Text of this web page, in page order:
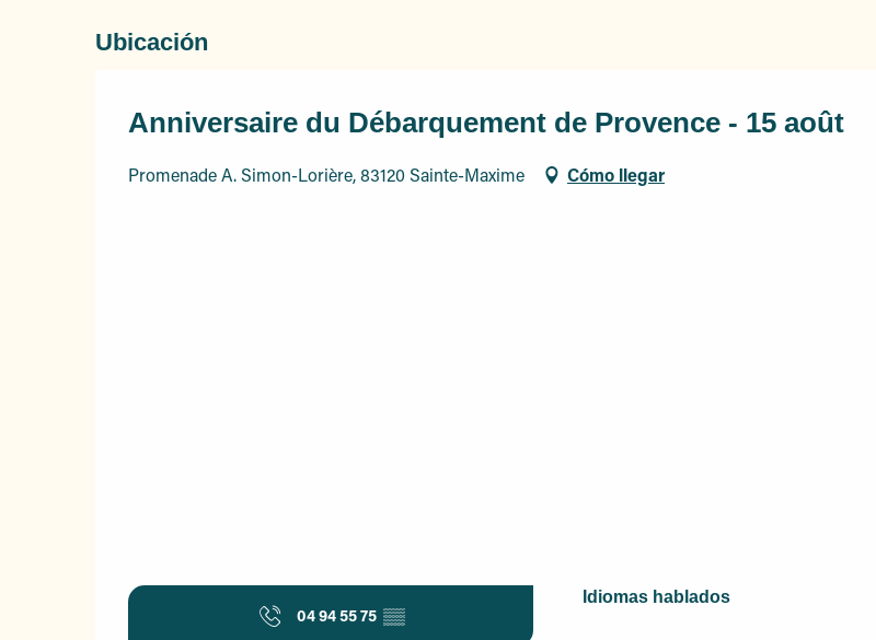
Ubicación
Anniversaire du Débarquement de Provence - 15 août
Promenade A. Simon-Lorière, 83120 Sainte-Maxime Cómo llegar
04 94 55 75 ▒▒
Idiomas hablados
Idiomas hablados